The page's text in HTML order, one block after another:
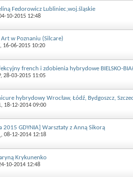
Fedorowicz Lubliniec,woj.śląskie
10-2015 12:48
w Poznaniu (Silcare)
, 16-06-2015 10:20
french i zdobienia hybrydowe BIELSKO-
, 28-03-2015 11:05
hybrydowy Wrocław, Łódź, Bydgoszcz,
, 18-12-2014 09:00
2015 GDYNIA] Warsztaty z Anną Sikorą
, 08-12-2014 12:18
Krykunenko
10-2014 12:48